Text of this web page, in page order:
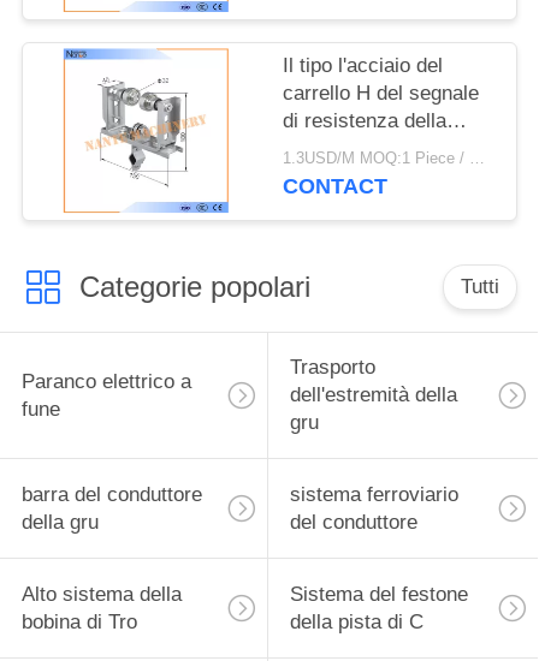
Il tipo l'acciaio del
carrello H del segnale
di resistenza della
corrosione recinta i
carrelli 150m/min del
1.3USD/M MOQ:1 Piece / Pieces
CONTACT
Categorie popolari Tutti
Paranco elettrico a
fune
Trasporto
dell'estremità della
gru
barra del conduttore
della gru
sistema ferroviario
del conduttore
Alto sistema della
bobina di Tro
Sistema del festone
della pista di C